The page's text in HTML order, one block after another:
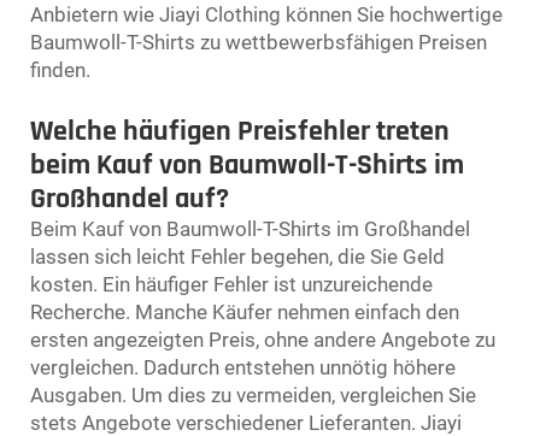
Anbietern wie Jiayi Clothing können Sie hochwertige
Baumwoll-T-Shirts zu wettbewerbsfähigen Preisen
finden.
Welche häufigen Preisfehler treten
beim Kauf von Baumwoll-T-Shirts im
Großhandel auf?
Beim Kauf von Baumwoll-T-Shirts im Großhandel
lassen sich leicht Fehler begehen, die Sie Geld
kosten. Ein häufiger Fehler ist unzureichende
Recherche. Manche Käufer nehmen einfach den
ersten angezeigten Preis, ohne andere Angebote zu
vergleichen. Dadurch entstehen unnötig höhere
Ausgaben. Um dies zu vermeiden, vergleichen Sie
stets Angebote verschiedener Lieferanten. Jiayi